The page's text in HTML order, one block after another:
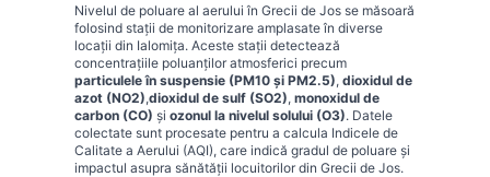
Nivelul de poluare al aerului în Grecii de Jos se măsoară
folosind stații de monitorizare amplasate în diverse
locații din Ialomița. Aceste stații detectează
concentrațiile poluanților atmosferici precum
particulele în suspensie (PM10 și PM2.5), dioxidul de
azot (NO2),dioxidul de sulf (SO2), monoxidul de
carbon (CO) și ozonul la nivelul solului (O3). Datele
colectate sunt procesate pentru a calcula Indicele de
Calitate a Aerului (AQI), care indică gradul de poluare și
impactul asupra sănătății locuitorilor din Grecii de Jos.